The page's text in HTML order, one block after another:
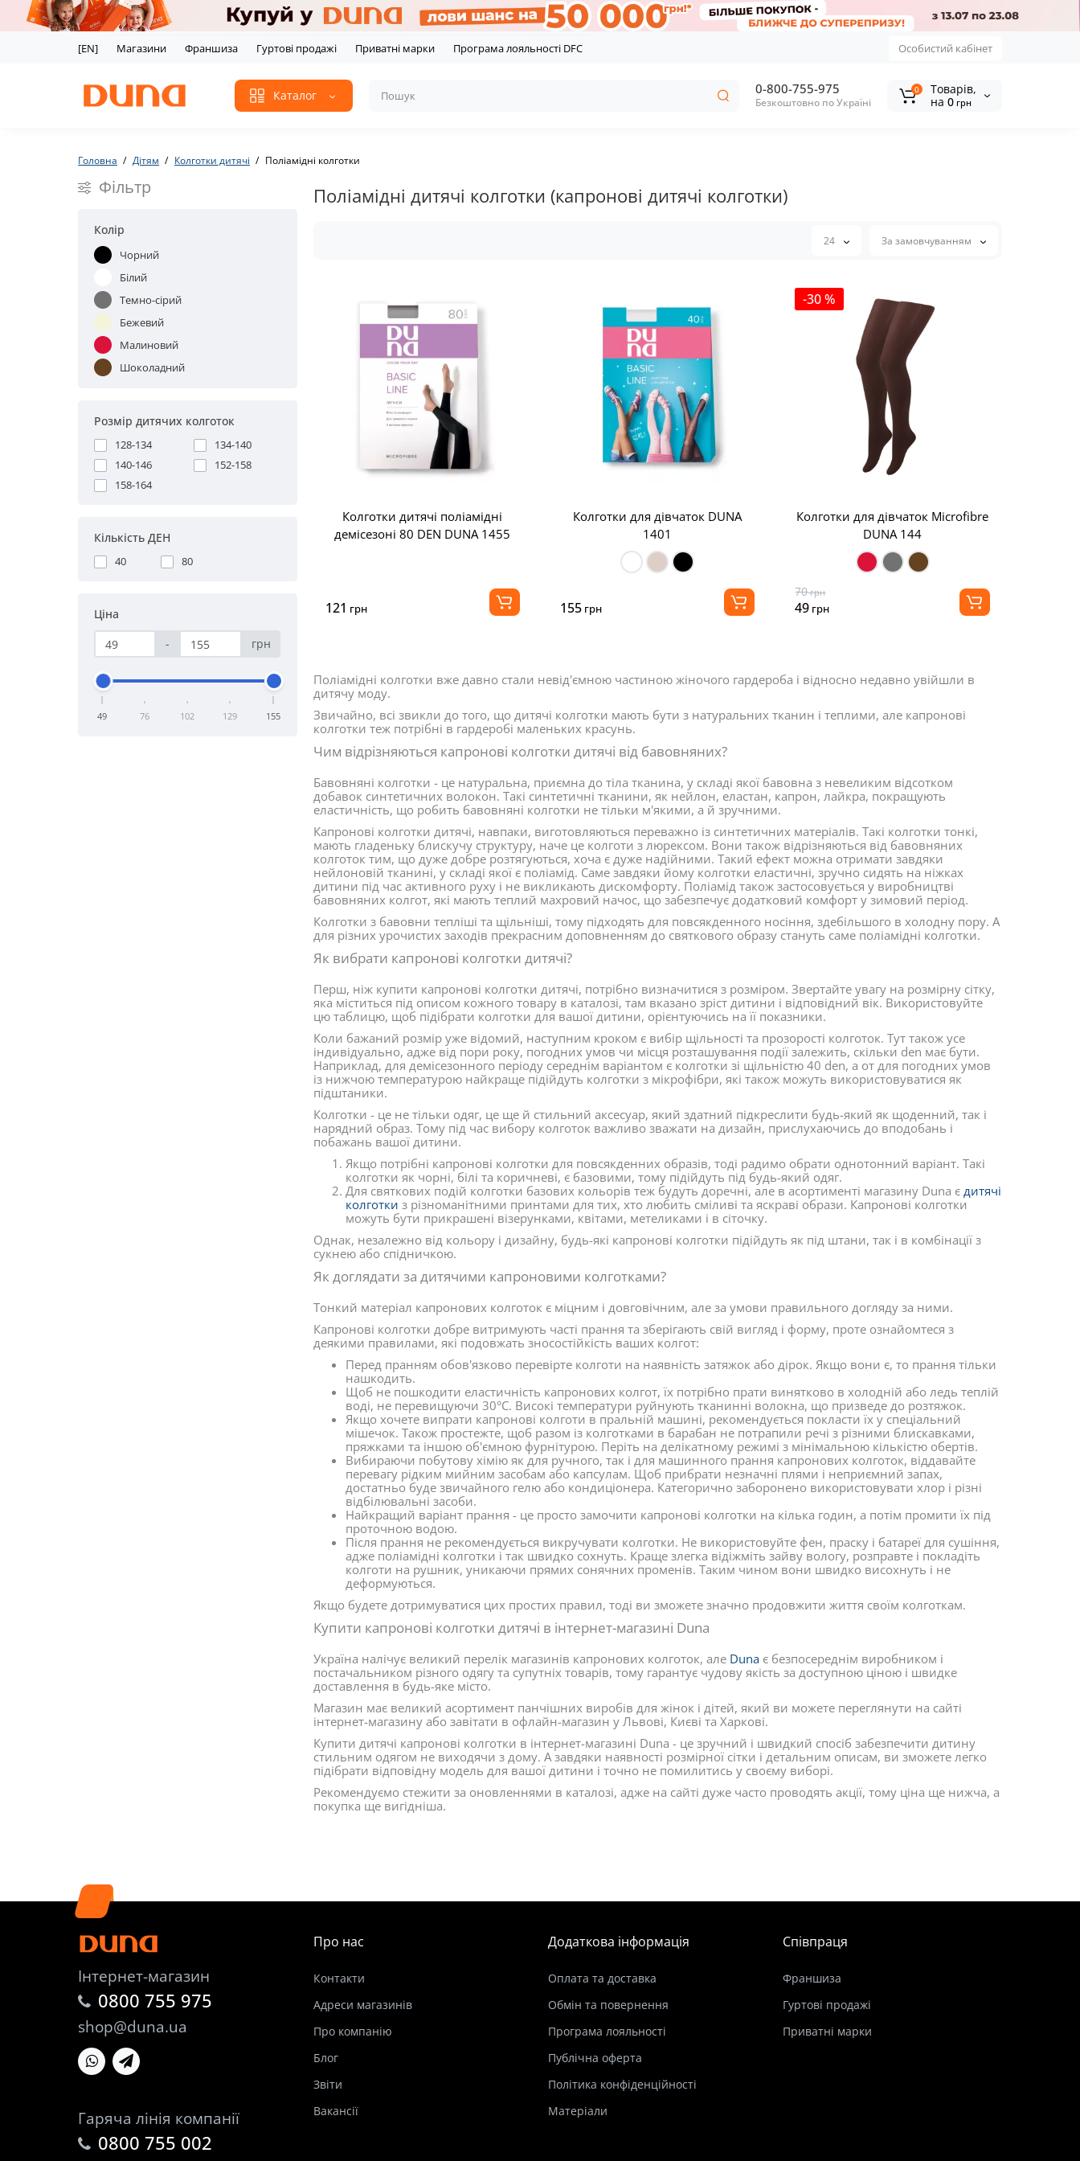
[EN] Магазини Франшиза Гуртові продажі Приватні марки Програма лояльності DFC Особистий кабінет
Каталог 0-800-755-975
Безкоштовно по Україні
0
Tоварів,
на 0 грн
Головна Дітям Колготки дитячі Поліамідні колготки
Фільтр
Колір
Чорний
Білий
Темно-сірий
Бежевий
Малиновий
Шоколадний
Розмір дитячих колготок
128-134
134-140
140-146
152-158
158-164
Кiлькiсть ДЕН
40 80
Ціна
-
грн
49 76 102 129 155
Поліамідні дитячі колготки (капронові дитячі колготки)
24 За замовчуванням
Колготки дитячі поліамідні
демісезоні 80 DEN DUNA 1455
121 грн
Колготки для дівчаток DUNA
1401
155грн
-30 %
Колготки для дівчаток Microfibre
DUNA 144
70грн
49 грн
Поліамідні колготки вже давно стали невід'ємною частиною жіночого гардероба і відносно недавно увійшли в
дитячу моду.
Звичайно, всі звикли до того, що дитячі колготки мають бути з натуральних тканин і теплими, але капронові
колготки теж потрібні в гардеробі маленьких красунь.
Чим відрізняються капронові колготки дитячі від бавовняних?
Бавовняні колготки - це натуральна, приємна до тіла тканина, у складі якої бавовна з невеликим відсотком
добавок синтетичних волокон. Такі синтетичні тканини, як нейлон, еластан, капрон, лайкра, покращують
еластичність, що робить бавовняні колготки не тільки м'якими, а й зручними.
Капронові колготки дитячі, навпаки, виготовляються переважно із синтетичних матеріалів. Такі колготки тонкі,
мають гладеньку блискучу структуру, наче це колготи з люрексом. Вони також відрізняються від бавовняних
колготок тим, що дуже добре розтягуються, хоча є дуже надійними. Такий ефект можна отримати завдяки
нейлоновій тканині, у складі якої є поліамід. Саме завдяки йому колготки еластичні, зручно сидять на ніжках
дитини під час активного руху і не викликають дискомфорту. Поліамід також застосовується у виробництві
бавовняних колгот, які мають теплий махровий начос, що забезпечує додатковий комфорт у зимовий період.
Колготки з бавовни тепліші та щільніші, тому підходять для повсякденного носіння, здебільшого в холодну пору. А
для різних урочистих заходів прекрасним доповненням до святкового образу стануть саме поліамідні колготки.
Як вибрати капронові колготки дитячі?
Перш, ніж купити капронові колготки дитячі, потрібно визначитися з розміром. Звертайте увагу на розмірну сітку,
яка міститься під описом кожного товару в каталозі, там вказано зріст дитини і відповідний вік. Використовуйте
цю таблицю, щоб підібрати колготки для вашої дитини, орієнтуючись на її показники.
Коли бажаний розмір уже відомий, наступним кроком є вибір щільності та прозорості колготок. Тут також усе
індивідуально, адже від пори року, погодних умов чи місця розташування події залежить, скільки den має бути.
Наприклад, для демісезонного періоду середнім варіантом є колготки зі щільністю 40 den, а от для погодних умов
із нижчою температурою найкраще підійдуть колготки з мікрофібри, які також можуть використовуватися як
підштаники.
Колготки - це не тільки одяг, це ще й стильний аксесуар, який здатний підкреслити будь-який як щоденний, так і
нарядний образ. Тому під час вибору колготок важливо зважати на дизайн, прислухаючись до вподобань і
побажань вашої дитини.
Якщо потрібні капронові колготки для повсякденних образів, тоді радимо обрати однотонний варіант. Такі
колготки як чорні, білі та коричневі, є базовими, тому підійдуть під будь-який одяг.
Для святкових подій колготки базових кольорів теж будуть доречні, але в асортименті магазину Duna є дитячі
колготки з різноманітними принтами для тих, хто любить сміливі та яскраві образи. Капронові колготки
можуть бути прикрашені візерунками, квітами, метеликами і в сіточку.
Однак, незалежно від кольору і дизайну, будь-які капронові колготки підійдуть як під штани, так і в комбінації з
сукнею або спідничкою.
Як доглядати за дитячими капроновими колготками?
Тонкий матеріал капронових колготок є міцним і довговічним, але за умови правильного догляду за ними.
Капронові колготки добре витримують часті прання та зберігають свій вигляд і форму, проте ознайомтеся з
деякими правилами, які подовжать зносостійкість ваших колгот:
Перед пранням обов'язково перевірте колготи на наявність затяжок або дірок. Якщо вони є, то прання тільки
нашкодить.
Щоб не пошкодити еластичність капронових колгот, їх потрібно прати винятково в холодній або ледь теплій
воді, не перевищуючи 30°C. Високі температури руйнують тканинні волокна, що призведе до розтяжок.
Якщо хочете випрати капронові колготи в пральній машині, рекомендується покласти їх у спеціальний
мішечок. Також простежте, щоб разом із колготками в барабан не потрапили речі з різними блискавками,
пряжками та іншою об'ємною фурнітурою. Періть на делікатному режимі з мінімальною кількістю обертів.
Вибираючи побутову хімію як для ручного, так і для машинного прання капронових колготок, віддавайте
перевагу рідким мийним засобам або капсулам. Щоб прибрати незначні плями і неприємний запах,
достатньо буде звичайного гелю або кондиціонера. Категорично заборонено використовувати хлор і різні
відбілювальні засоби.
Найкращий варіант прання - це просто замочити капронові колготки на кілька годин, а потім промити їх під
проточною водою.
Після прання не рекомендується викручувати колготки. Не використовуйте фен, праску і батареї для сушіння,
адже поліамідні колготки і так швидко сохнуть. Краще злегка відіжміть зайву вологу, розправте і покладіть
колготи на рушник, уникаючи прямих сонячних променів. Таким чином вони швидко висохнуть і не
деформуються.
Якщо будете дотримуватися цих простих правил, тоді ви зможете значно продовжити життя своїм колготкам.
Купити капронові колготки дитячі в інтернет-магазині Duna
Україна налічує великий перелік магазинів капронових колготок, але Dunaє безпосереднім виробником і
постачальником різного одягу та супутніх товарів, тому гарантує чудову якість за доступною ціною і швидке
доставлення в будь-яке місто.
Магазин має великий асортимент панчішних виробів для жінок і дітей, який ви можете переглянути на сайті
інтернет-магазину або завітати в офлайн-магазин у Львові, Києві та Харкові.
Купити дитячі капронові колготки в інтернет-магазині Duna - це зручний і швидкий спосіб забезпечити дитину
стильним одягом не виходячи з дому. А завдяки наявності розмірної сітки і детальним описам, ви зможете легко
підібрати відповідну модель для вашої дитини і точно не помилитись у своєму виборі.
Рекомендуємо стежити за оновленнями в каталозі, адже на сайті дуже часто проводять акції, тому ціна ще нижча, а
покупка ще вигідніша.
Інтернет-магазин
0800 755 975
shop@duna.ua
Гаряча лінія компанії
0800 755 002
Про нас
Контакти
Адреси магазинів
Про компанію
Блог
Звіти
Вакансії
Додаткова інформація
Оплата та доставка
Обмін та повернення
Програма лояльності
Публічна оферта
Політика конфіденційності
Матеріали
Співпраця
Франшиза
Гуртові продажі
Приватні марки